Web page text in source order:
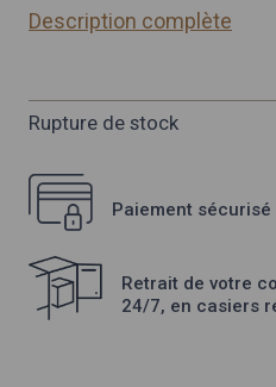
Description complète
Rupture de stock
Paiement sécurisé
Retrait de votre
24/7, en casiers